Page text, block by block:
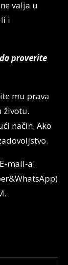
valja u
i
proverite
mu prava
životu.
način. Ako
mail-a: